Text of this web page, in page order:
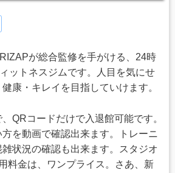
が総合監修を手がける、24時
ットネスジムです。人目を気にせ
康・キレイを目指していけます。
QRコードだけで入退館可能です。
を動画で確認出来ます。トレーニ
状況の確認も出来ます。スタジオ
料金は、ワンプライス。さあ、新